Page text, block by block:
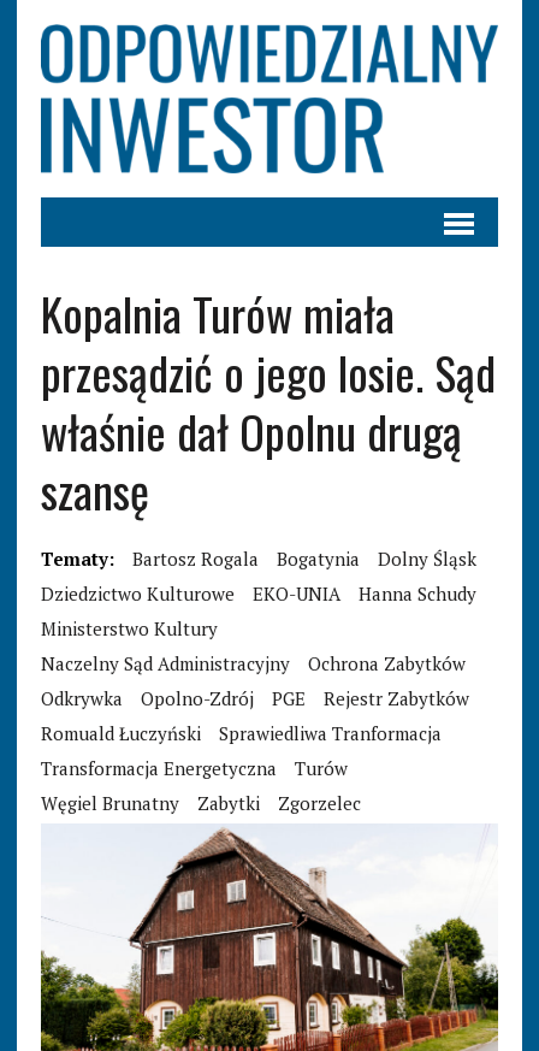
Kopalnia Turów miała
przesądzić o jego losie. Sąd
właśnie dał Opolnu drugą
szansę
Tematy: Bartosz Rogala Bogatynia
Dolny Śląsk
Dziedzictwo Kulturowe
EKO-UNIA
Hanna Schudy
Ministerstwo Kultury
Naczelny Sąd Administracyjny
Ochrona Zabytków
Odkrywka
Opolno-Zdrój PGE
Rejestr Zabytków
Romuald Łuczyński
Sprawiedliwa Tranformacja
Transformacja Energetyczna
Turów
Węgiel Brunatny
Zabytki Zgorzelec